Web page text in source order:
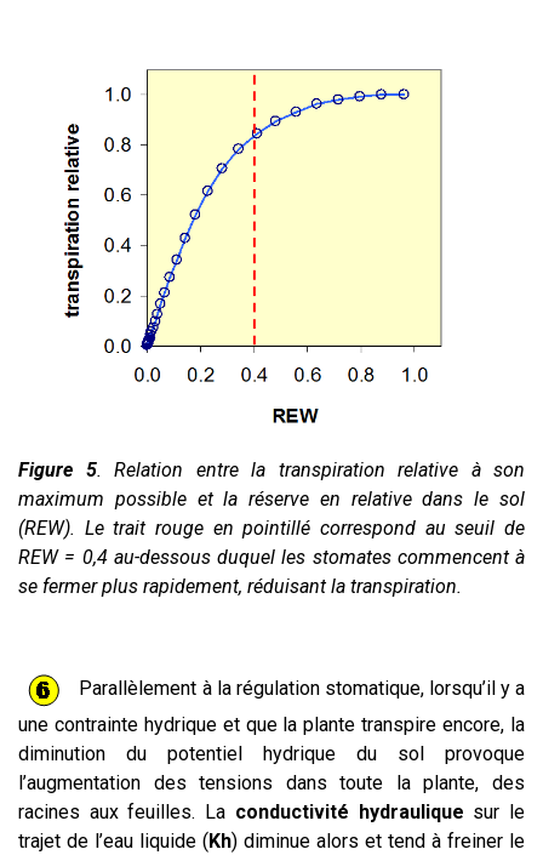
Figure 5. Relation entre la transpiration relative à son
maximum possible et la réserve en relative dans le sol
(REW). Le trait rouge en pointillé correspond au seuil de
REW = 0,4 au-dessous duquel les stomates commencent à
se fermer plus rapidement, réduisant la transpiration.
Parallèlement à la régulation stomatique, lorsqu’il y a
une contrainte hydrique et que la plante transpire encore, la
diminution du potentiel hydrique du sol provoque
l’augmentation des tensions dans toute la plante, des
racines aux feuilles. La conductivité hydraulique sur le
trajet de l’eau liquide ( Kh) diminue alors et tend à freiner le